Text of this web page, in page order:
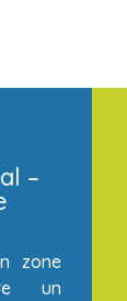
–
zone
un